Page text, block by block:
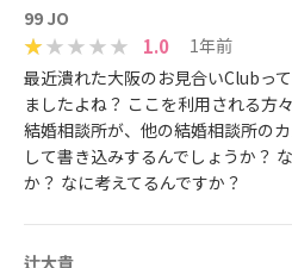
99 JO
1.0
1年前
最近潰れた大阪のお見合いClubっ
ましたよね？ ここを利用される方
結婚相談所が、他の結婚相談所の
して書き込みするんでしょうか？
か？ なに考えてるんですか？
辻大貴